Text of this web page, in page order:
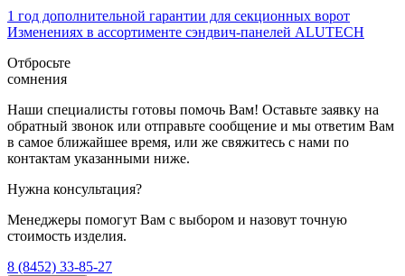
1 год дополнительной гарантии для секционных ворот
Изменениях в ассортименте сэндвич-панелей ALUTECH
Отбросьте
сомнения
Наши специалисты готовы помочь Вам! Оставьте заявку на
обратный звонок или отправьте сообщение и мы ответим Вам
в самое ближайшее время, или же свяжитесь с нами по
контактам указанными ниже.
Нужна консультация?
Менеджеры помогут Вам с выбором и назовут точную
стоимость изделия.
8 (8452) 33-85-27